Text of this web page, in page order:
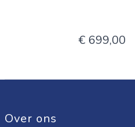
€ 699,00
Over ons